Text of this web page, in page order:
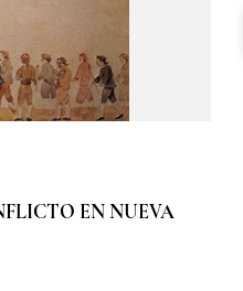
EN NUEVA